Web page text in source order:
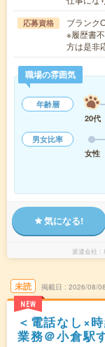
応募資格
ブランク
※履歴書
方は是非
職場の雰囲気
年齢層
20代
男女比率
女性
気になる!
派遣会社
未読
NEW
掲載日 2026/08/08
＜電話なし×
業務＠小倉駅